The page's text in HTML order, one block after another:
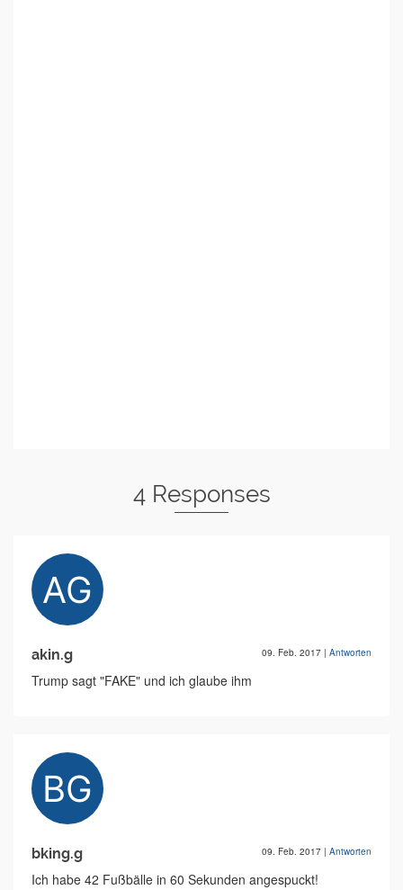
4 Responses
akin.g 09. Feb. 2017 | Antworten
Trump sagt "FAKE" und ich glaube ihm
bking.g 09. Feb. 2017 | Antworten
Ich habe 42 Fußbälle in 60 Sekunden angespuckt!